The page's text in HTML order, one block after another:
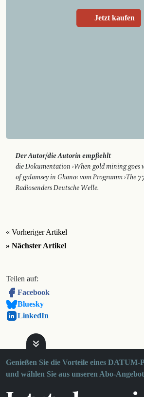
Jetzt kaufen
Der Autor/die Autorin empfiehlt
die Dokumentation ›When gold ­mining goes
of galamsey in Ghana‹ vom ­Programm ›The
Radiosenders Deutsche Welle.
« Vorheriger Artikel
» Nächster Artikel
Teilen auf:
Facebook
Bluesky
LinkedIn
Genießen Sie die Vorteile eines DATUM-
und wählen Sie aus unseren Abo-